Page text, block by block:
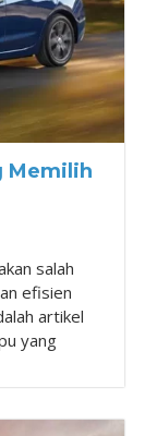
Memilih
salah
efisien
artikel
yang